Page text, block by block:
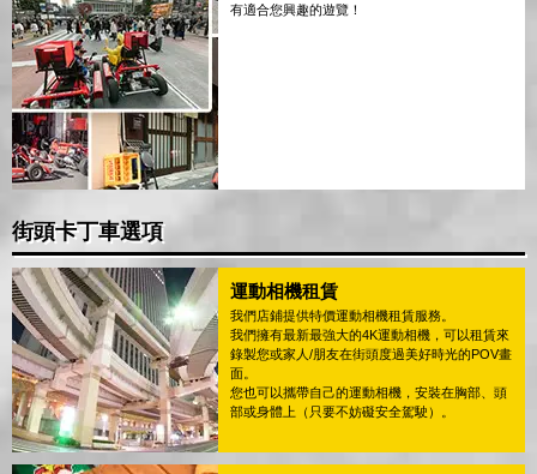
有適合您興趣的遊覽！
街頭卡丁車選項
運動相機租賃
我們店鋪提供特價運動相機租賃服務。
我們擁有最新最強大的4K運動相機，可以租賃來
錄製您或家人/朋友在街頭度過美好時光的POV畫
面。
您也可以攜帶自己的運動相機，安裝在胸部、頭
部或身體上（只要不妨礙安全駕駛）。